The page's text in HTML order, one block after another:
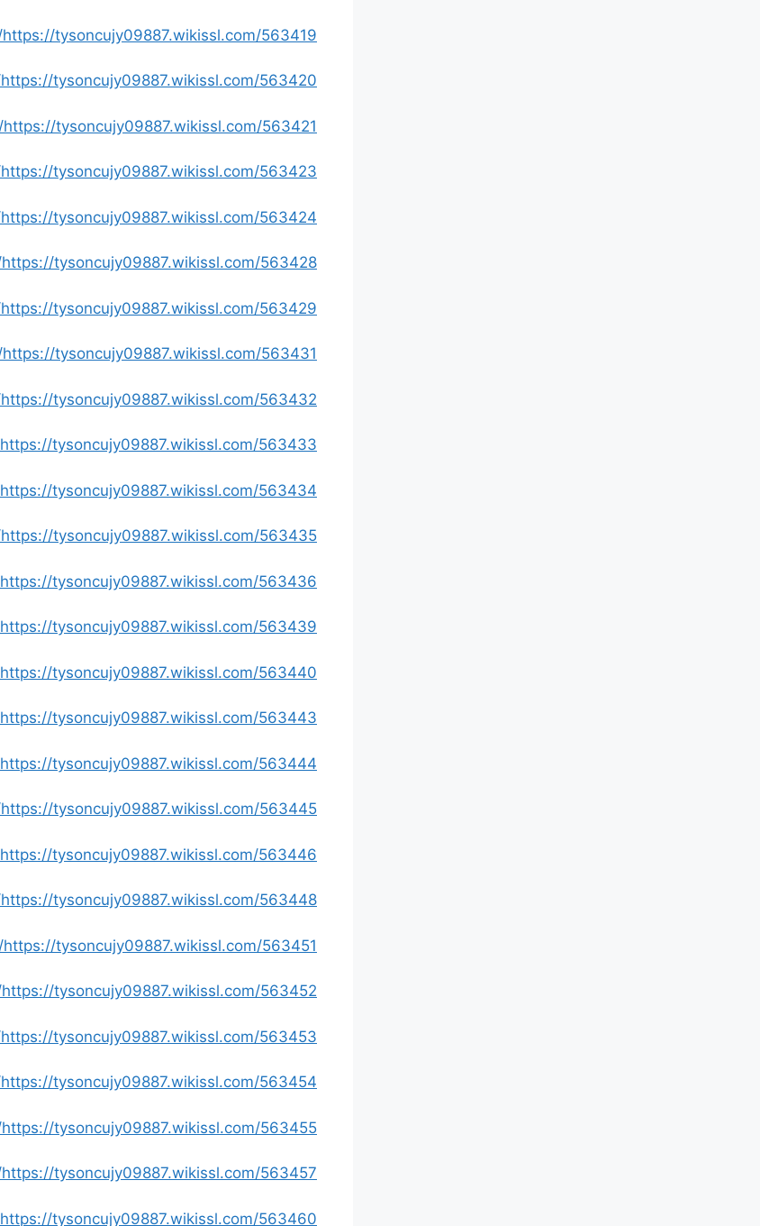
https://tysoncujy09887.wikissl.com/563419/فتح_خرسانات
https://tysoncujy09887.wikissl.com/563420/تصليح_طباخات
https://tysoncujy09887.wikissl.com/563421/فني_ستائر
https://tysoncujy09887.wikissl.com/563423/تركيب_مداخن
https://tysoncujy09887.wikissl.com/563424/فني_المنيوم_الكويت
https://tysoncujy09887.wikissl.com/563428/صباغ_الكويت
https://tysoncujy09887.wikissl.com/563429/شركة_تنظيف_منازل
https://tysoncujy09887.wikissl.com/563431/تركيب_سيراميك
https://tysoncujy09887.wikissl.com/563432/توصيل_احبار_طابعات
https://tysoncujy09887.wikissl.com/563433/غسيل_سيارات_الكويت
https://tysoncujy09887.wikissl.com/563434/فني_باركيه_الكويت
https://tysoncujy09887.wikissl.com/563435/كراج_تصليح_سيارات
https://tysoncujy09887.wikissl.com/563436/تركيب_وصيانة_ستلايت
https://tysoncujy09887.wikissl.com/563439/صناديق_الحرائق
https://tysoncujy09887.wikissl.com/563440/فني_ستلايت
https://tysoncujy09887.wikissl.com/563443/تركيب_قرميد
https://tysoncujy09887.wikissl.com/563444/صباغ_الكويت
https://tysoncujy09887.wikissl.com/563445/فني_تكييف_مركزي_الكويت
https://tysoncujy09887.wikissl.com/563446/فتح_اقفال_بالكويت
https://tysoncujy09887.wikissl.com/563448/كهربائي_منازل
https://tysoncujy09887.wikissl.com/563451/بنشر_متنقل_الكويت_خدمة_طرق
https://tysoncujy09887.wikissl.com/563452/مقوي_سيرفس_الكويت
https://tysoncujy09887.wikissl.com/563453/رقم_فني_تكييف_الكويت
https://tysoncujy09887.wikissl.com/563454/فني_تصليح_طباخات_الكويت
https://tysoncujy09887.wikissl.com/563455/بي_ان_سبورت_الكويت
https://tysoncujy09887.wikissl.com/563457/فني_تصليح_غسالات_الكويت
https://tysoncujy09887.wikissl.com/563460/فتح_اقفال_ابواب_الكويت